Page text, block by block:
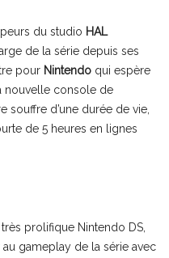
du studio HAL
de la série depuis ses
pour Nintendo qui espère
nouvelle console de
souffre d’une durée de vie,
de 5 heures en lignes
très prolifique Nintendo DS,
gameplay de la série avec